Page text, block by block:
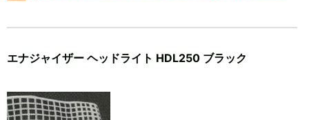
エナジャイザー ヘッドライト HDL250 ブラック